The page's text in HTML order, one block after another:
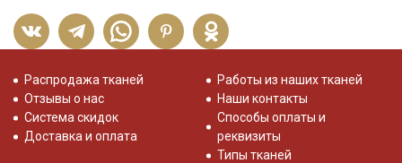
Распродажа тканей
Отзывы о нас
Система скидок
Доставка и оплата
Работы из наших тканей
Наши контакты
Способы оплаты и
реквизиты
Типы тканей